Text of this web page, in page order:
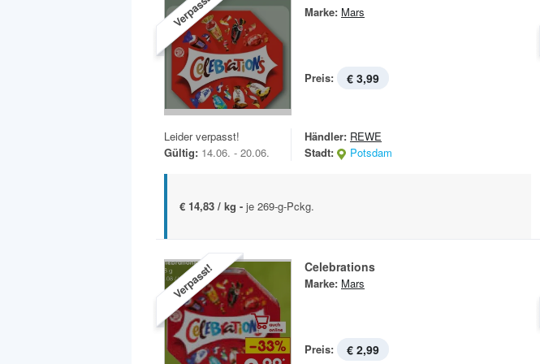
Verpasst! Marke: Mars
Preis: € 3,99
Leider verpasst!
Gültig: 14.06. - 20.06.
Händler: REWE
Stadt:
Potsdam
€ 14,83 / kg - je 269-g-Pckg.
Verpasst! Celebrations
Marke: Mars
Preis: € 2,99